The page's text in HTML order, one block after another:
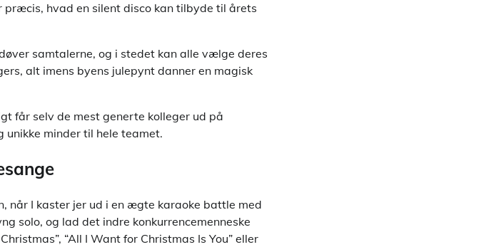
hvad en silent disco kan tilbyde til årets
samtalerne, og i stedet kan alle vælge deres
alt imens byens julepynt danner en magisk
får selv de mest generte kolleger ud på
minder til hele teamet.
når I kaster jer ud i en ægte karaoke battle med
solo, og lad det indre konkurrencemenneske
“All I Want for Christmas Is You” eller